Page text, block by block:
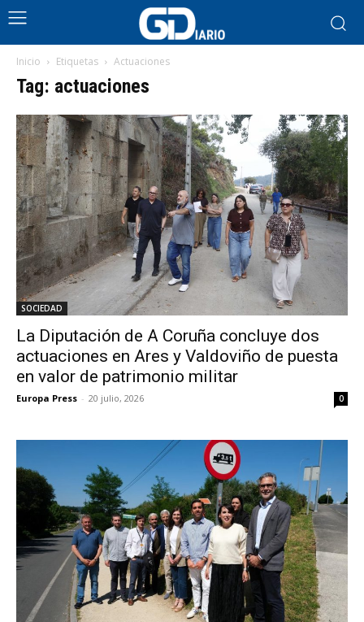
Inicio Etiquetas Actuaciones
Tag: actuaciones
SOCIEDAD
La Diputación de A Coruña concluye dos
actuaciones en Ares y Valdoviño de puesta
en valor de patrimonio militar
Europa Press - 20 julio, 2026 0